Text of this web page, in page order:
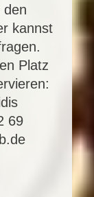
den
kannst
Platz
69